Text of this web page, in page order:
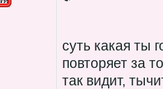
суть какая ты
повторяет за
так видит,